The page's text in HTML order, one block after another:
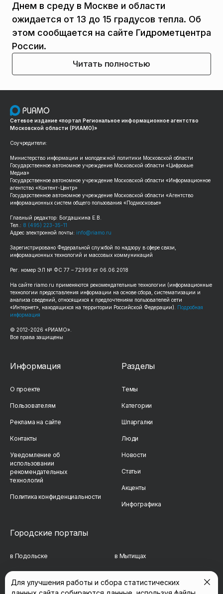
Днем в среду в Москве и области
ожидается от 13 до 15 градусов тепла. Об
этом сообщается на сайте Гидрометцентра
России.
Читать полностью
Сетевое издание «портал Региональное информационное агентство
Московской области (РИАМО)»
Соучредители:
Министерство информации и молодежной политики Московской области
Государственное автономное учреждение Московской области «Цифровые
Медиа»
Государственное автономное учреждение Московской области «Информационное
агентство «Контент-Центр»
Государственное автономное учреждение Московской области «Агентство
информационных систем общего пользования «Подмосковье»
Главный редактор: Богдашкина Е.В.
Тел.: 8 (495) 223-35-11
Адрес электронной почты: info@riamo.ru
Зарегистрировано Федеральной службой по надзору в сфере связи,
информационных технологий и массовых коммуникаций
Рег. номер ЭЛ № ФС 77 – 72999 от 06.06.2018
На сайте riamo.ru применяются рекомендательные технологии (информационные
технологии предоставления информации на основе сбора, систематизации и
анализа сведений, относящихся к предпочтениям пользователей сети
«Интернет», находящихся на территории Российской Федерации). Подробная
информация
© 2012-2026 «РИАМО».
Все права защищены
Информация
О проекте
Пользователям
Реклама на сайте
Контакты
Уведомление об
использовании
рекомендательных
технологий
Политика конфиденциальности
Разделы
Темы
Категории
Шпаргалки
Люди
Новости
Статьи
Акценты
Инфографика
Городские порталы
в Подольске в Мытищах
Для улучшения работы и сбора статистических